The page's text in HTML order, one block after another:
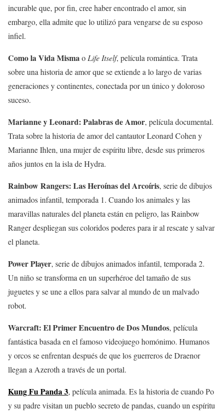
incurable que, por fin, cree haber encontrado el amor, sin
embargo, ella admite que lo utilizó para vengarse de su esposo
infiel.
Como la Vida Mismao Life Itself, película romántica. Trata
sobre una historia de amor que se extiende a lo largo de varias
generaciones y continentes, conectada por un único y doloroso
suceso.
Marianne y Leonard: Palabras de Amor, película documental.
Trata sobre la historia de amor del cantautor Leonard Cohen y
Marianne Ihlen, una mujer de espíritu libre, desde sus primeros
años juntos en la isla de Hydra.
Rainbow Rangers: Las Heroínas del Arcoíris, serie de dibujos
animados infantil, temporada 1. Cuando los animales y las
maravillas naturales del planeta están en peligro, las Rainbow
Ranger despliegan sus coloridos poderes para ir al rescate y salvar
el planeta.
Power Player, serie de dibujos animados infantil, temporada 2.
Un niño se transforma en un superhéroe del tamaño de sus
juguetes y se une a ellos para salvar al mundo de un malvado
robot.
Warcraft: El Primer Encuentro de Dos Mundos, película
fantástica basada en el famoso videojuego homónimo. Humanos
y orcos se enfrentan después de que los guerreros de Draenor
llegan a Azeroth a través de un portal.
Kung Fu Panda 3, película animada. Es la historia de cuando Po
y su padre visitan un pueblo secreto de pandas, cuando un espíritu